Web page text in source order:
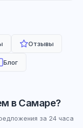
Отзывы
Блог
в Самаре?
за 24 часа